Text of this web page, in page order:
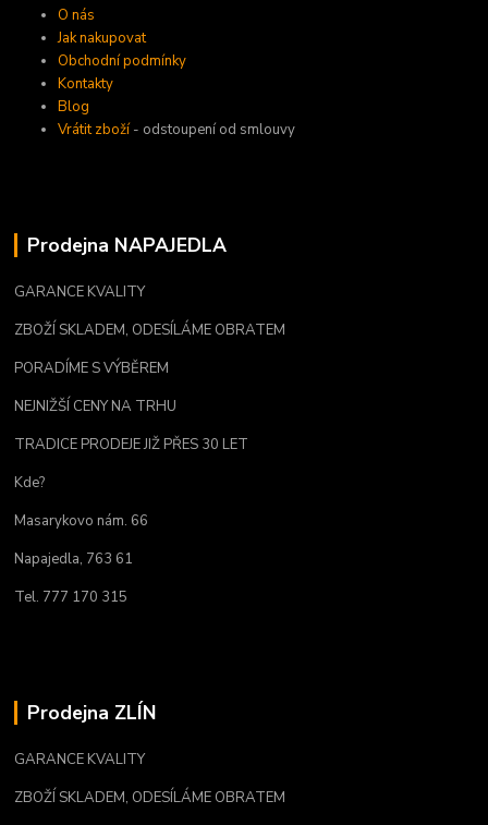
O nás
Jak nakupovat
Obchodní podmínky
Kontakty
Blog
Vrátit zboží - odstoupení od smlouvy
Prodejna NAPAJEDLA
GARANCE KVALITY
ZBOŽÍ SKLADEM, ODESÍLÁME OBRATEM
PORADÍME S VÝBĚREM
NEJNIŽŠÍ CENY NA TRHU
TRADICE PRODEJE JIŽ PŘES 30 LET
Kde?
Masarykovo nám. 66
Napajedla, 763 61
Tel. 777 170 315
Prodejna ZLÍN
GARANCE KVALITY
ZBOŽÍ SKLADEM, ODESÍLÁME OBRATEM